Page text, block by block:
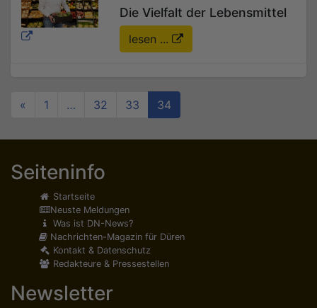
Die Vielfalt der Lebensmittel
lesen ...
« 1 … 32 33 34
Seiteninfo
Startseite
Neuste Meldungen
Was ist DN-News?
Nachrichten-Magazin für Düren
Kontakt & Datenschutz
Redakteure & Pressestellen
Newsletter